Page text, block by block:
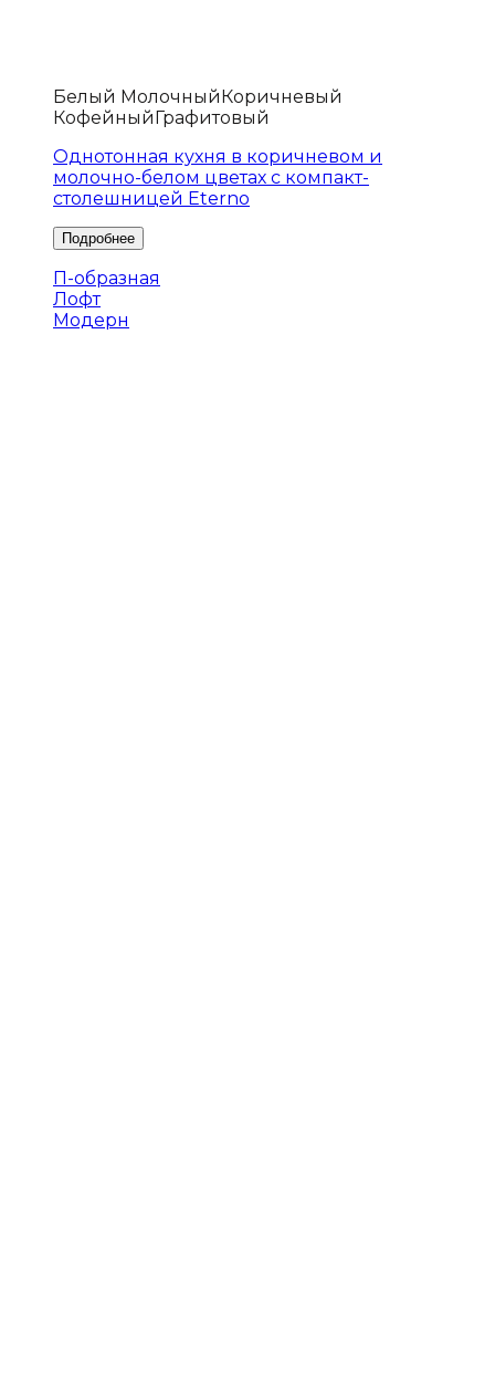
Белый МолочныйКоричневый
КофейныйГрафитовый
Однотонная кухня в коричневом и
молочно-белом цветах с компакт-
столешницей Eterno
П-образная
Лофт
Модерн